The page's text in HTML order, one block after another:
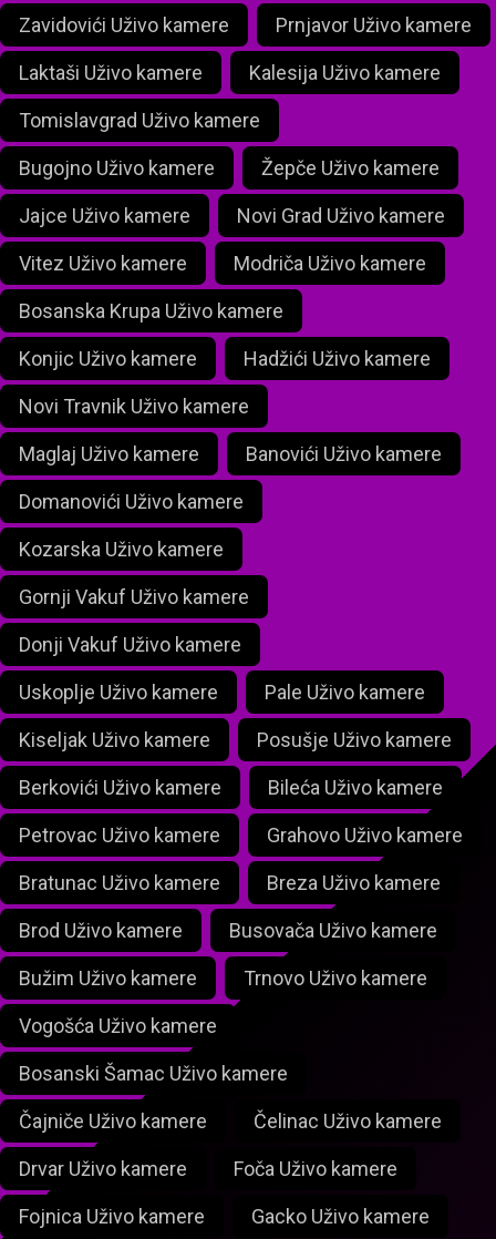
Zavidovići Uživo kamere Prnjavor Uživo kamere
Laktaši Uživo kamere Kalesija Uživo kamere
Tomislavgrad Uživo kamere
Bugojno Uživo kamere Žepče Uživo kamere
Jajce Uživo kamere Novi Grad Uživo kamere
Vitez Uživo kamere Modriča Uživo kamere
Bosanska Krupa Uživo kamere
Konjic Uživo kamere Hadžići Uživo kamere
Novi Travnik Uživo kamere
Maglaj Uživo kamere Banovići Uživo kamere
Domanovići Uživo kamere
Kozarska Uživo kamere
Gornji Vakuf Uživo kamere
Donji Vakuf Uživo kamere
Uskoplje Uživo kamere Pale Uživo kamere
Kiseljak Uživo kamere Posušje Uživo kamere
Berkovići Uživo kamere Bileća Uživo kamere
Petrovac Uživo kamere Grahovo Uživo kamere
Bratunac Uživo kamere Breza Uživo kamere
Brod Uživo kamere Busovača Uživo kamere
Bužim Uživo kamere Trnovo Uživo kamere
Vogošća Uživo kamere
Bosanski Šamac Uživo kamere
Čajniče Uživo kamere Čelinac Uživo kamere
Drvar Uživo kamere Foča Uživo kamere
Fojnica Uživo kamere Gacko Uživo kamere